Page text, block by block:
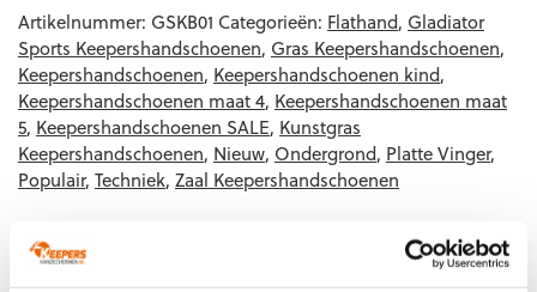
Artikelnummer: GSKB01 Categorieën: Flathand, Gladiator
Sports Keepershandschoenen, Gras Keepershandschoenen,
Keepershandschoenen, Keepershandschoenen kind,
Keepershandschoenen maat 4, Keepershandschoenen maat
5, Keepershandschoenen SALE, Kunstgras
Keepershandschoenen, Nieuw, Ondergrond, Platte Vinger,
Populair, Techniek, Zaal Keepershandschoenen